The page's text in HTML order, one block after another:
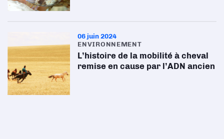
06 juin 2024
ENVIRONNEMENT
L’histoire de la mobilité à cheval
remise en cause par l’ADN ancien